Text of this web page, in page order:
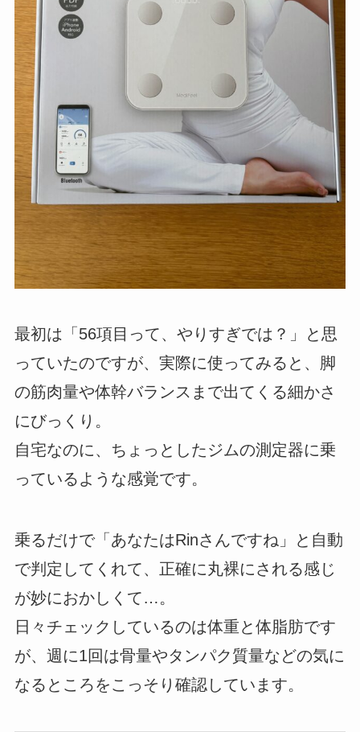
最初は「56項目って、やりすぎでは？」と思
っていたのですが、実際に使ってみると、脚
の筋肉量や体幹バランスまで出てくる細かさ
にびっくり。
自宅なのに、ちょっとしたジムの測定器に乗
っているような感覚です。
乗るだけで「あなたはRinさんですね」と自動
で判定してくれて、正確に丸裸にされる感じ
が妙におかしくて…。
日々チェックしているのは体重と体脂肪です
が、週に1回は骨量やタンパク質量などの気に
なるところをこっそり確認しています。